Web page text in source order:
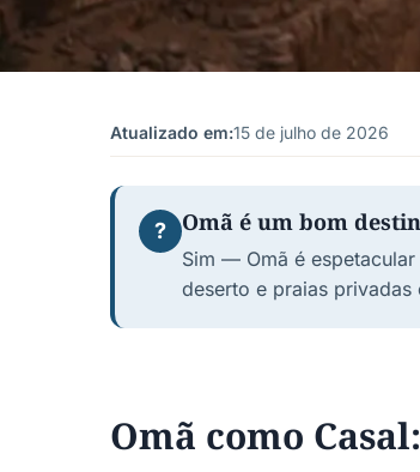
Atualizado em:15 de julho de 2026
? Omã é um bom
Sim — Omã é
deserto e praias
Omã como